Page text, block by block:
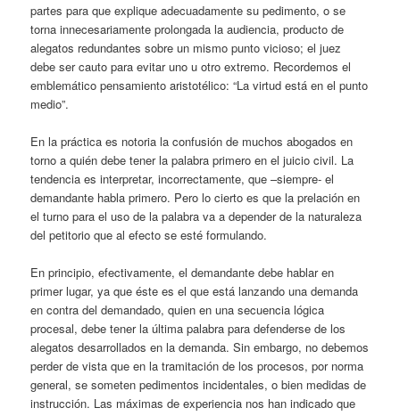
partes para que explique adecuadamente su pedimento, o se
torna innecesariamente prolongada la audiencia, producto de
alegatos redundantes sobre un mismo punto vicioso; el juez
debe ser cauto para evitar uno u otro extremo. Recordemos el
emblemático pensamiento aristotélico: “La virtud está en el punto
medio”.
En la práctica es notoria la confusión de muchos abogados en
torno a quién debe tener la palabra primero en el juicio civil. La
tendencia es interpretar, incorrectamente, que –siempre- el
demandante habla primero. Pero lo cierto es que la prelación en
el turno para el uso de la palabra va a depender de la naturaleza
del petitorio que al efecto se esté formulando.
En principio, efectivamente, el demandante debe hablar en
primer lugar, ya que éste es el que está lanzando una demanda
en contra del demandado, quien en una secuencia lógica
procesal, debe tener la última palabra para defenderse de los
alegatos desarrollados en la demanda. Sin embargo, no debemos
perder de vista que en la tramitación de los procesos, por norma
general, se someten pedimentos incidentales, o bien medidas de
instrucción. Las máximas de experiencia nos han indicado que